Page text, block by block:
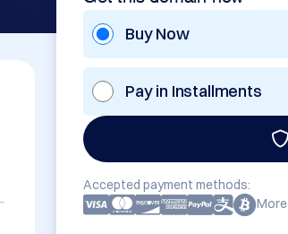
Buy Now
Pay in Installments
Accepted payment methods:
More